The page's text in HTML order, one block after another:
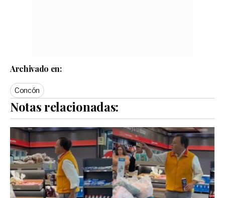
Archivado en:
Concón
Notas relacionadas: